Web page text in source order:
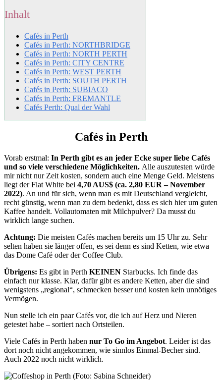
Inhalt
Cafés in Perth
Cafés in Perth: NORTHBRIDGE
Cafés in Perth: NORTH PERTH
Cafés in Perth: CITY CENTRE
Cafés in Perth: WEST PERTH
Cafés in Perth: SOUTH PERTH
Cafés in Perth: SUBIACO
Cafés in Perth: FREMANTLE
Cafés Perth: Qual der Wahl
Cafés in Perth
Vorab erstmal: In Perth gibt es an jeder Ecke super liebe Cafés
und so viele verschiedene Möglichkeiten. Alle auszutesten würde
mir nicht nur Zeit kosten, sondern auch eine Menge Geld. Meistens
liegt der Flat White bei 4,70 AUS$ (ca. 2,80 EUR – November
2022). An und für sich, wenn man es mit Deutschland vergleicht,
recht günstig, wenn man zu dem bedenkt, dass es sich hier um guten
Kaffee handelt. Vollautomaten mit Milchpulver? Da musst du
wirklich lange suchen.
Achtung: Die meisten Cafés machen bereits um 15 Uhr zu. Sehr
selten haben sie länger offen, es sei denn es sind Ketten, wie etwa
das Dome Café oder der Coffee Club.
Übrigens: Es gibt in Perth KEINEN Starbucks. Ich finde das
einfach nur klasse. Klar, dafür gibt es andere Ketten, aber die sind
wenigstens „regional“, schmecken besser und kosten kein unnötiges
Vermögen.
Nun stelle ich ein paar Cafés vor, die ich auf Herz und Nieren
getestet habe – sortiert nach Ortsteilen.
Viele Cafés in Perth haben nur To Go im Angebot. Leider ist das
dort noch nicht angekommen, wie sinnlos Einmal-Becher sind.
Auch 2022 noch nicht wirklich.